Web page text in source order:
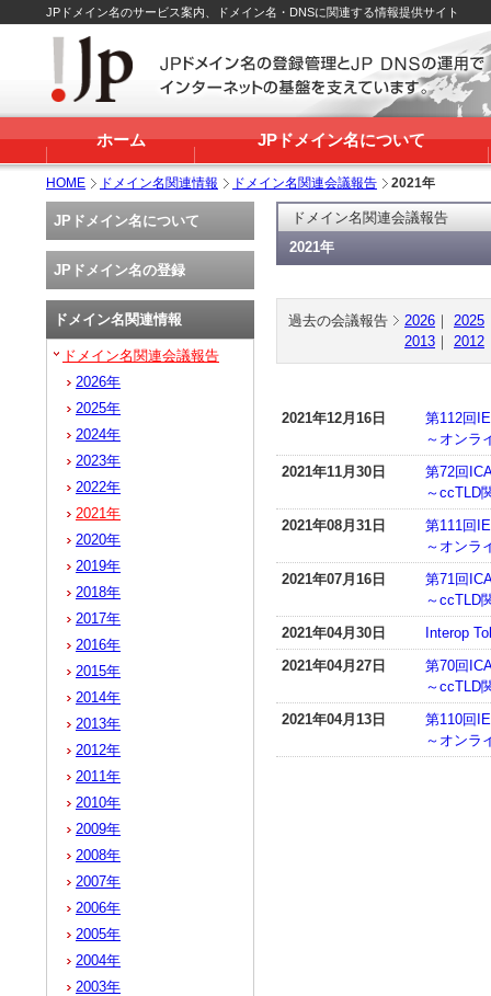
JPドメイン名のサービス案内、ドメイン名・DNSに関連する情報提供サイト
ホーム JPドメイン名について
HOME ドメイン名関連情報 ドメイン名関連会議報告 2021年
ドメイン名関連会議報告
2021年
過去の会議報告 2026 ｜ 2025
2013 ｜ 2012
2021年12月16日
第112回
～オンラ
2021年11月30日
第72回
～ccTLD
2021年08月31日
第111回
～オンラ
2021年07月16日
第71回
～ccTLD
2021年04月30日
Interop
2021年04月27日
第70回
～ccTLD
2021年04月13日
第110回
～オンラ
JPドメイン名について
JPドメイン名の登録
ドメイン名関連情報
ドメイン名関連会議報告
2026年
2025年
2024年
2023年
2022年
2021年
2020年
2019年
2018年
2017年
2016年
2015年
2014年
2013年
2012年
2011年
2010年
2009年
2008年
2007年
2006年
2005年
2004年
2003年